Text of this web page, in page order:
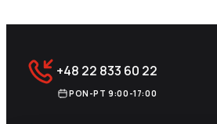
+48 22 833 60 22
PON-PT 9:00-17:00